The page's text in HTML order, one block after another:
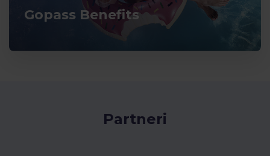
Gopass Benefits
Partneri